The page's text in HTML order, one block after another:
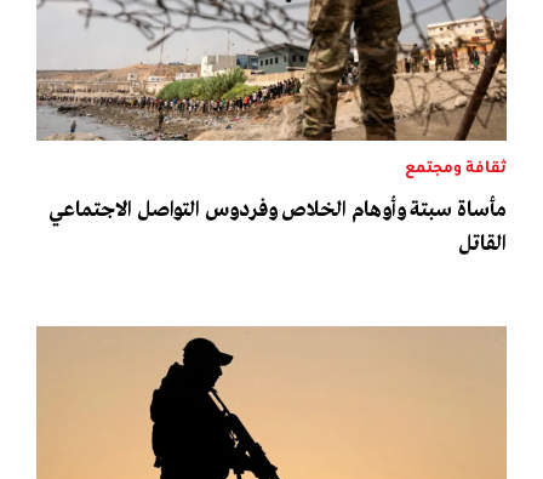
ثقافة ومجتمع
مأساة سبتة وأوهام الخلاص وفردوس التواصل الاجتماعي
القاتل